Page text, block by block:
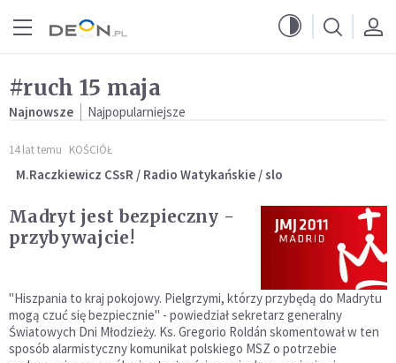
#ruch 15 maja
Najnowsze Najpopularniejsze
14 lat temu KOŚCIÓŁ
M.Raczkiewicz CSsR / Radio Watykańskie / slo
Madryt jest bezpieczny -
przybywajcie!
"Hiszpania to kraj pokojowy. Pielgrzymi, którzy przybędą do Madrytu
mogą czuć się bezpiecznie" - powiedział sekretarz generalny
Światowych Dni Młodzieży. Ks. Gregorio Roldán skomentował w ten
sposób alarmistyczny komunikat polskiego MSZ o potrzebie